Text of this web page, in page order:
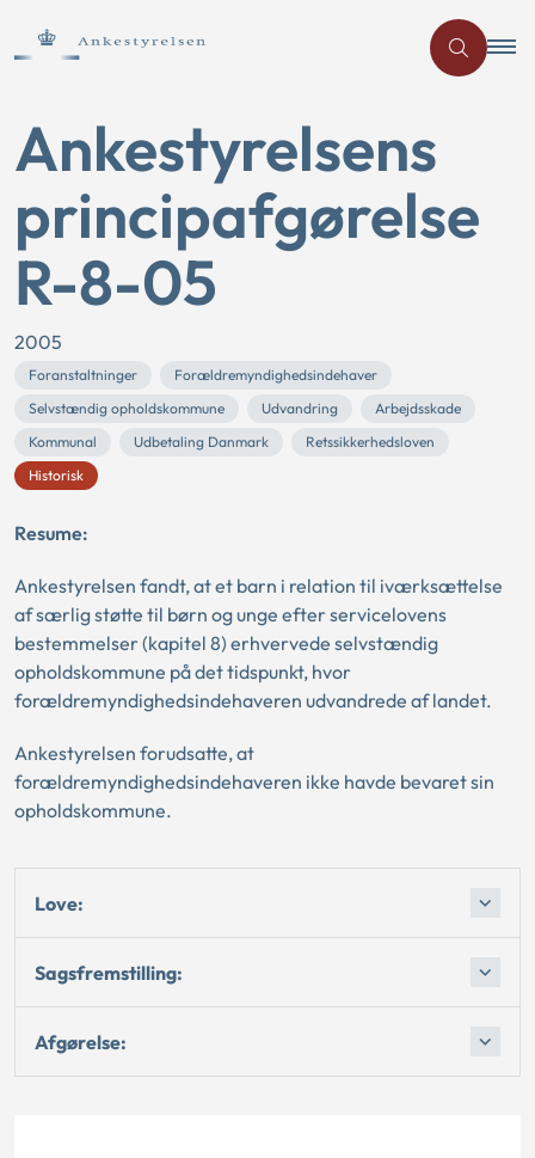
Ankestyrelsens
principafgørelse
R-8-05
2005
Foranstaltninger
Forældremyndighedsindehaver
Selvstændig opholdskommune
Udvandring
Arbejdsskade
Kommunal
Udbetaling Danmark
Retssikkerhedsloven
Historisk
Resume:
Ankestyrelsen fandt, at et barn i relation til iværksættelse
af særlig støtte til børn og unge efter servicelovens
bestemmelser (kapitel 8) erhvervede selvstændig
opholdskommune på det tidspunkt, hvor
forældremyndighedsindehaveren udvandrede af landet.
Ankestyrelsen forudsatte, at
forældremyndighedsindehaveren ikke havde bevaret sin
opholdskommune.
Love:
Sagsfremstilling:
Afgørelse: